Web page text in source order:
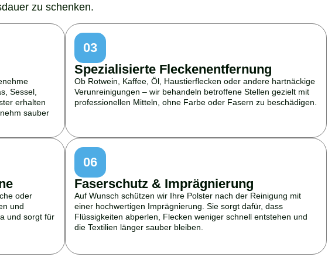
zu schenken.
Sessel,
erhalten
sauber
03
Spezialisierte Fleckenentfernung
Ob Rotwein, Kaffee, Öl, Haustierflecken oder andere hartnäckige
Verunreinigungen – wir behandeln betroffene Stellen gezielt mit
professionellen Mitteln, ohne Farbe oder Fasern zu beschädigen.
oder
und
und sorgt für
06
Faserschutz & Imprägnierung
Auf Wunsch schützen wir Ihre Polster nach der Reinigung mit
einer hochwertigen Imprägnierung. Sie sorgt dafür, dass
Flüssigkeiten abperlen, Flecken weniger schnell entstehen und
die Textilien länger sauber bleiben.